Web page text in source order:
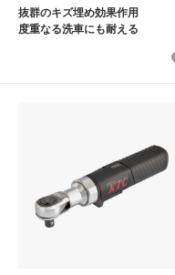
抜群のキズ埋め効果作用
度重なる洗車にも耐える